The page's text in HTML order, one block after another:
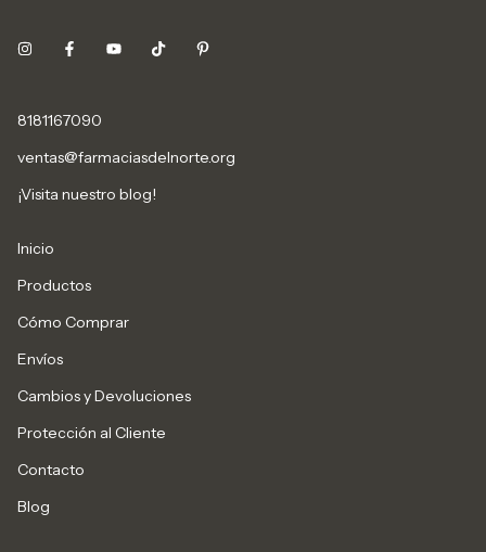
8181167090
ventas@farmaciasdelnorte.org
¡Visita nuestro blog!
Inicio
Productos
Cómo Comprar
Envíos
Cambios y Devoluciones
Protección al Cliente
Contacto
Blog